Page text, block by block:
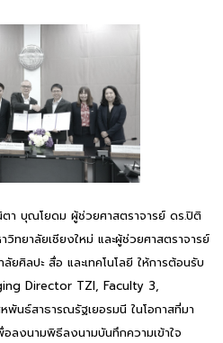
ณโยดม ผู้ช่วยศาสตราจารย์ ดร.ปิติ
ยาลัยเชียงใหม่ และผู้ช่วยศาสตราจารย์
ลปะ สื่อ และเทคโนโลยี ให้การต้อนรับ
Director TZI, Faculty 3,
นธ์สาธารณรัฐเยอรมนี ในโอกาสที่มา
อลงนามพิธีลงนามบันทึกความเข้าใจ